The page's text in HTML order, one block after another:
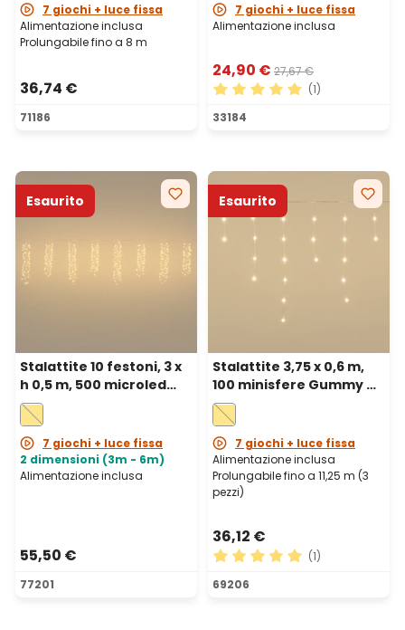
7 giochi + luce fissa
Alimentazione inclusa
Prolungabile fino a 8 m
36,74 €
71186
7 giochi + luce fissa
Alimentazione inclusa
24,90 € 27,67 €
Valutazione media di 5 su
(1)
33184
Esaurito
Stalattite 10 festoni, 3 x
h 0,5 m, 500 microled
bianco caldo, cavo
metal argento,
prolungabile
7 giochi + luce fissa
2 dimensioni (3m - 6m)
Alimentazione inclusa
55,50 €
77201
Esaurito
Stalattite 3,75 x 0,6 m,
100 minisfere Gummy Ø
10 mm, microled bianco
caldo, prolungabile
7 giochi + luce fissa
Alimentazione inclusa
Prolungabile fino a 11,25 m (3
pezzi)
36,12 €
Valutazione media di 5 su
(1)
69206